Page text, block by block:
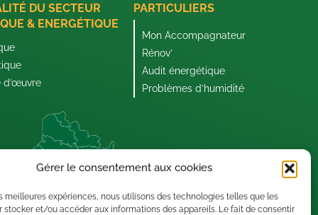
Gérer le consentement aux cookies
meilleures expériences, nous utilisons des technologies telles que les
stocker et/ou accéder aux informations des appareils. Le fait de consentir
DU SECTEUR
& ENERGÉTIQUE
d’œuvre
PARTICULIERS
Mon Accompagnateur
Rénov’
Audit énergétique
Problèmes d’humidité